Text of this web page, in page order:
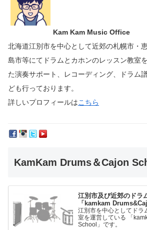
Kam Kam Music Office
北海道江別市を中心として近郊の札幌市・
島市等にて ドラムとカホンのレッスン教室
た演奏サポート、レコーディング、ドラム
ども行っております。
詳しいプロフィールはこちら
KamKam Drums＆Cajon
江別市及び近郊のドラ
「kamkam
江別市を中心としてドラ
室を運営している 「
School」です。